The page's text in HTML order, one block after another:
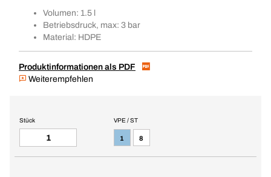
Volumen: 1.5 l
Betriebsdruck, max: 3 bar
Material: HDPE
Produktinformationen als PDF
Weiterempfehlen
VPE / ST
1 8
Stück